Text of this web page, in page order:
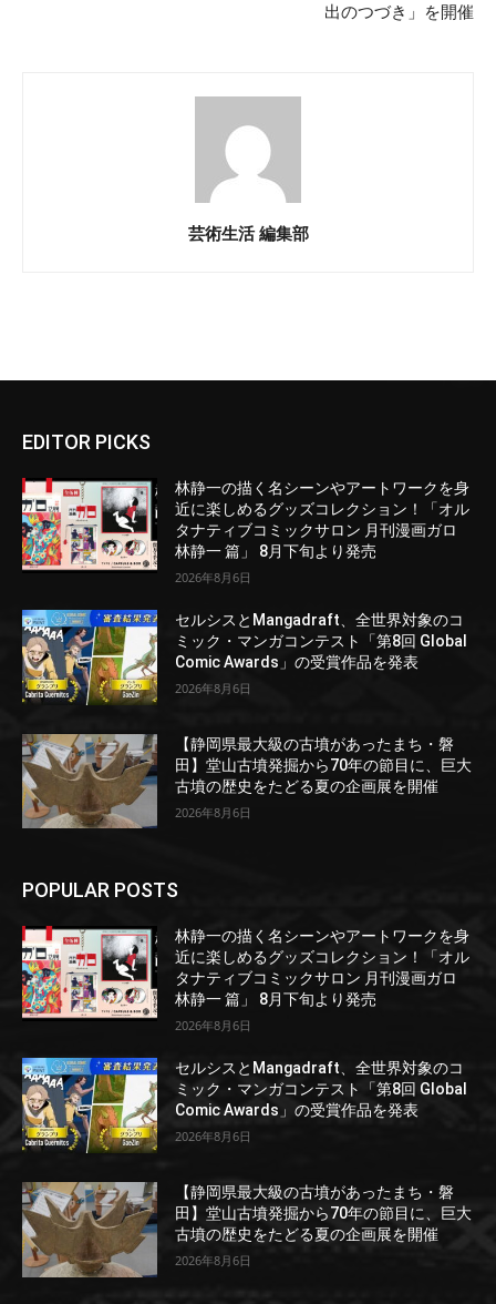
出のつづき」を開催
芸術生活 編集部
EDITOR PICKS
林静一の描く名シーンやアートワークを身
近に楽しめるグッズコレクション！「オル
タナティブコミックサロン 月刊漫画ガロ
林静一 篇」 8月下旬より発売
2026年8月6日
セルシスとMangadraft、全世界対象のコ
ミック・マンガコンテスト「第8回 Global
Comic Awards」の受賞作品を発表
2026年8月6日
【静岡県最大級の古墳があったまち・磐
田】堂山古墳発掘から70年の節目に、巨大
古墳の歴史をたどる夏の企画展を開催
2026年8月6日
POPULAR POSTS
林静一の描く名シーンやアートワークを身
近に楽しめるグッズコレクション！「オル
タナティブコミックサロン 月刊漫画ガロ
林静一 篇」 8月下旬より発売
2026年8月6日
セルシスとMangadraft、全世界対象のコ
ミック・マンガコンテスト「第8回 Global
Comic Awards」の受賞作品を発表
2026年8月6日
【静岡県最大級の古墳があったまち・磐
田】堂山古墳発掘から70年の節目に、巨大
古墳の歴史をたどる夏の企画展を開催
2026年8月6日